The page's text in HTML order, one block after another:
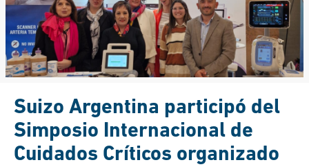
Suizo Argentina participó del
Simposio Internacional de
Cuidados Críticos organizado